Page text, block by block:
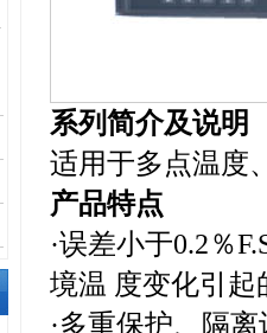
系列简介及说明
适用于多点温度
产品特点
·误差小于0.2％
境温 度变化引起
·多重保护、隔